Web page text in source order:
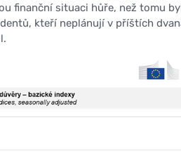
finanční situaci hůře, než tomu
kteří neplánují v příštích